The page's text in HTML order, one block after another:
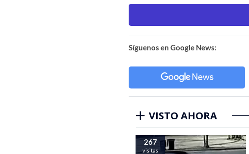
Síguenos en Google News:
VISTO AHORA
267
visitas